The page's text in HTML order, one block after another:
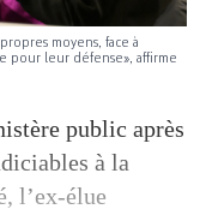
moyens, face à
pour leur défense», affirme
public après
à la
l’ex-élue